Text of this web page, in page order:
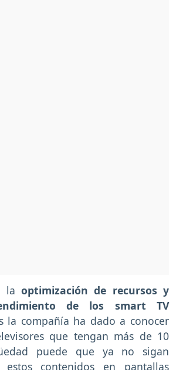
la optimización de recursos y
de los smart TV
la compañía ha dado a conocer
que tengan más de 10
puede que ya no sigan
contenidos en pantallas